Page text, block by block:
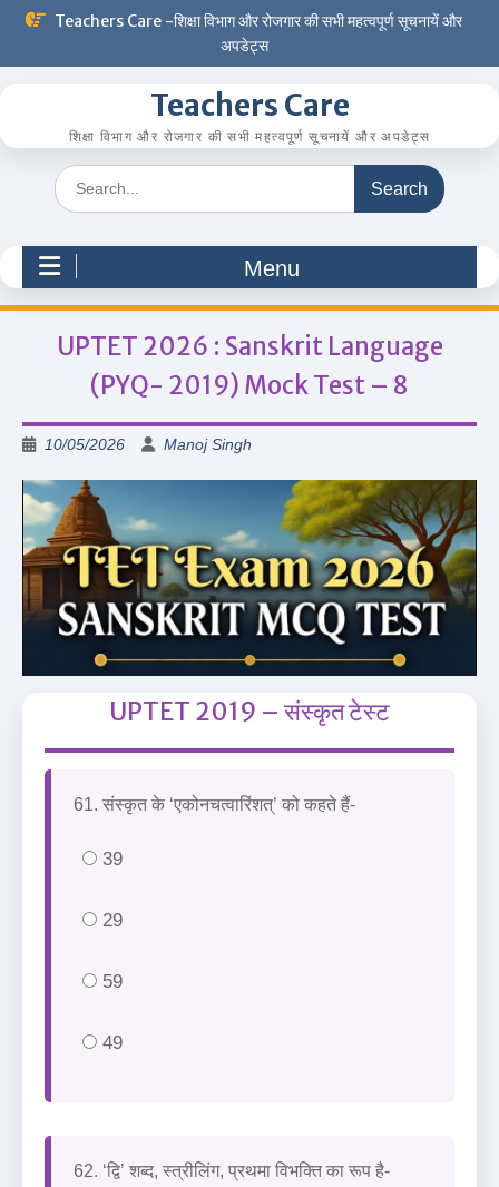
Skip
Teachers Care -शिक्षा विभाग और रोजगार की सभी महत्वपूर्ण सूचनायें और
अपडेट्स
Teachers Care
शिक्षा विभाग और रोजगार की सभी महत्वपूर्ण सूचनायें और अपडेट्स
Search
for:
Menu
UPTET 2026 : Sanskrit Language
(PYQ- 2019) Mock Test – 8
10/05/2026 Manoj Singh
UPTET 2019 – संस्कृत टेस्ट
61. संस्कृत के ‘एकोनचत्वारिंशत्’ को कहते हैं-
39
29
59
49
62. ‘द्वि’ शब्द, स्त्रीलिंग, प्रथमा विभक्ति का रूप है-